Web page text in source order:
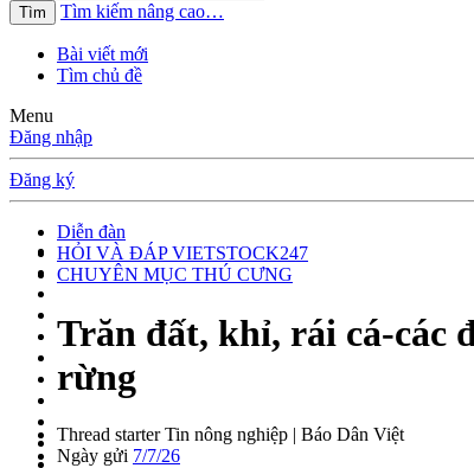
Tìm Tìm kiếm nâng cao…
Bài viết mới
Tìm chủ đề
Menu
Đăng nhập
Đăng ký
Diễn đàn
HỎI VÀ ĐÁP VIETSTOCK247
CHUYÊN MỤC THÚ CƯNG
Trăn đất, khỉ, rái cá-các
rừng
Thread starter Tin nông nghiệp | Báo Dân Việt
Ngày gửi 7/7/26